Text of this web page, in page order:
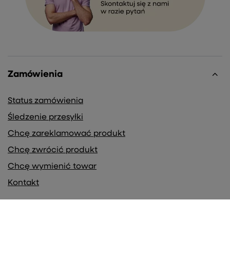
Zamówienia
Status zamówienia
Śledzenie przesyłki
Chcę zareklamować produkt
Chcę zwrócić produkt
Chcę wymienić towar
Kontakt